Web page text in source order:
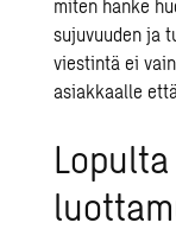
miten hanke
sujuvuuden ja
viestintä ei
asiakkaalle